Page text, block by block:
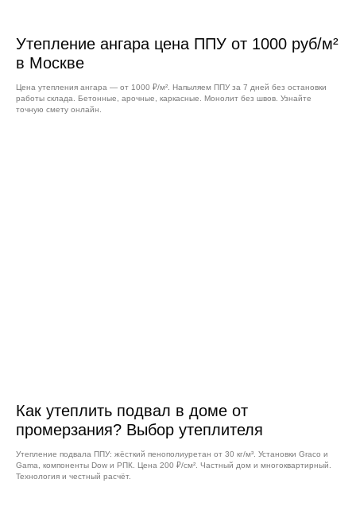
Утепление ангара цена ППУ от 1000 руб/м²
в Москве
Цена утепления ангара — от 1000 ₽/м². Напыляем ППУ за 7 дней без остановки
работы склада. Бетонные, арочные, каркасные. Монолит без швов. Узнайте
точную смету онлайн.
Как утеплить подвал в доме от
промерзания? Выбор утеплителя
Утепление подвала ППУ: жёсткий пенополиуретан от 30 кг/м³. Установки Graco и
Gama, компоненты Dow и РПК. Цена 200 ₽/см². Частный дом и многоквартирный.
Технология и честный расчёт.